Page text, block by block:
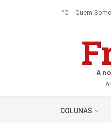
°C Quem
A
COLUNAS